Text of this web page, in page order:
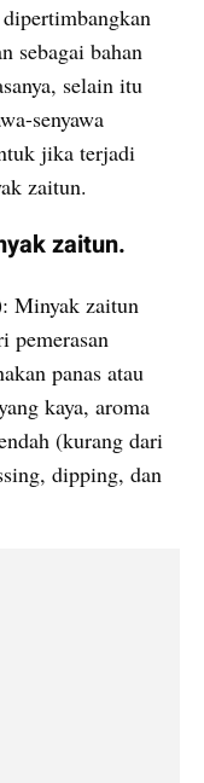
sebagai bahan
selain itu
senyawa
jika terjadi
zaitun.
zaitun.
: Minyak zaitun
pemerasan
panas atau
kaya, aroma
(kurang dari
dipping, dan